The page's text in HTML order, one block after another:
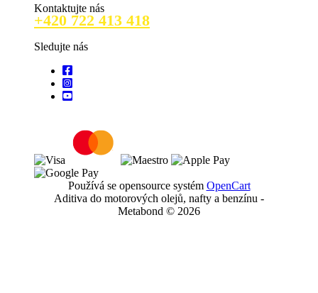
Kontaktujte nás
+420 722 413 418
Sledujte nás
Používá se opensource systém OpenCart
Aditiva do motorových olejů, nafty a benzínu -
Metabond © 2026